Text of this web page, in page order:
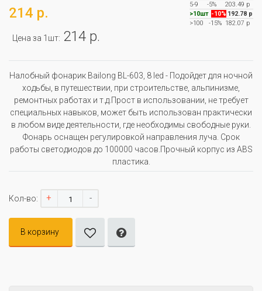
214 р.
Цена за 1шт: 214 р.
5-9
-5%
203.49 р
>10шт -10% 192.78 р
>100
-15% 182.07 р
Налобный фонарик Bailong BL-603, 8 led - Подойдет для ночной
ходьбы, в путешествии, при строительстве, альпинизме,
ремонтных работах и т.д.Прост в использовании, не требует
специальных навыков, может быть использован практически
в любом виде деятельности, где необходимы свободные руки.
Фонарь оснащен регулировкой направления луча. Срок
работы светодиодов до 100000 часов.Прочный корпус из ABS
пластика.
Кол-во: + -
В корзину